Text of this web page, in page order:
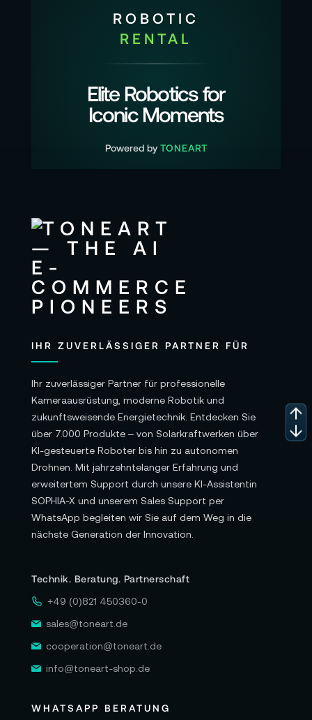
ROBOTIC
RENTAL
Elite Robotics for
Iconic Moments
Powered by TONEART
IHR ZUVERLÄSSIGER PARTNER FÜR
Ihr zuverlässiger Partner für professionelle
Kameraausrüstung, moderne Robotik und
zukunftsweisende Energietechnik. Entdecken Sie
über 7.000 Produkte – von Solarkraftwerken über
KI-gesteuerte Roboter bis hin zu autonomen
Drohnen. Mit jahrzehntelanger Erfahrung und
erweitertem Support durch unsere KI-Assistentin
SOPHIA-X und unserem Sales Support per
WhatsApp begleiten wir Sie auf dem Weg in die
nächste Generation der Innovation.
Technik. Beratung. Partnerschaft
+49 (0)821 450360-0
sales@toneart.de
cooperation@toneart.de
info@toneart-shop.de
WHATSAPP BERATUNG